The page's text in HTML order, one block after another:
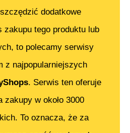
dodatkowe
zakupu tego produktu lub
to polecamy serwisy
z najpopularniejszych
. Serwis ten oferuje
w około 3000
To oznacza, że za